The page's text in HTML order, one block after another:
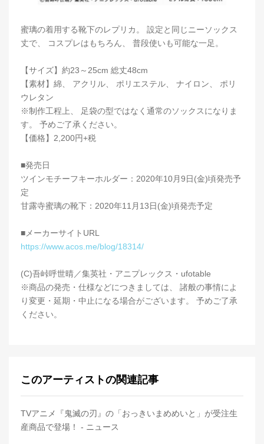
蜜璃の着用する靴下のレプリカ。 設定と同じニーソックス
丈で、 コスプレはもちろん、 普段使いも可能な一足。
【サイズ】約23～25cm 総丈48cm
【素材】綿、 アクリル、 ポリエステル、 ナイロン、 ポリ
ウレタン
※制作工程上、 足袋の型ではなく通常のソックスになりま
す。 予めご了承ください。
【価格】2,200円+税
■発売日
ツインモチーフキーホルダー：2020年10月9日(金)頃発売予
定
甘露寺蜜璃の靴下：2020年11月13日(金)頃発売予定
■メーカーサイトURL
https://www.acos.me/blog/18314/
(C)吾峠呼世晴／集英社・アニプレックス・ufotable
※商品の発売・仕様などにつきましては、 諸般の事情によ
り変更・延期・中止になる場合がございます。 予めご了承
ください。
このアーティストの関連記事
TVアニメ『鬼滅の刃』の「おっきいまめめいと」が受注生
産商品で登場！ - ニュース